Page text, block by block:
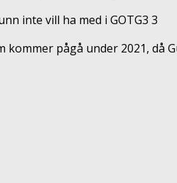
kommer pågå under 2021, då